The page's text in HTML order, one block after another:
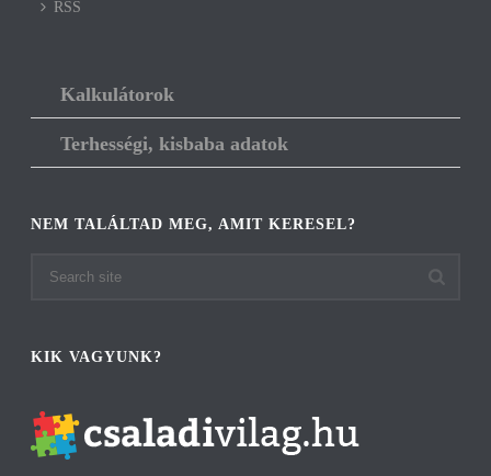
RSS
Kalkulátorok
Terhességi, kisbaba adatok
NEM TALÁLTAD MEG, AMIT KERESEL?
KIK VAGYUNK?